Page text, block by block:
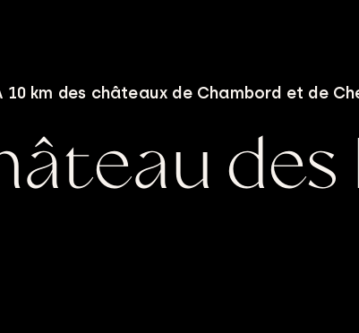
10 km des châteaux de Chambord et de
des